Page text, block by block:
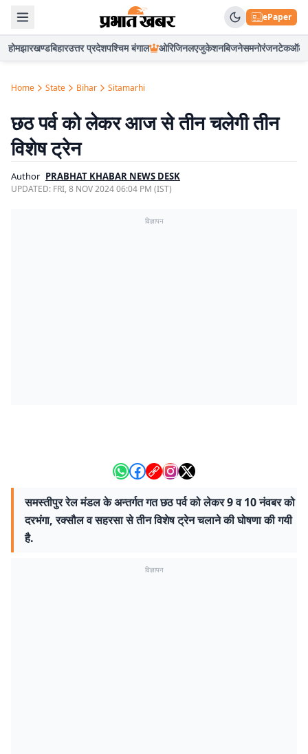
ePaper
होमझारखण्डबिहारउत्तर प्रदेशपश्चिम बंगाल ओरिजिनलएजुकेशनबिजनेसमनोरंजनटेकऑटो
Home State Bihar Sitamarhi
छठ पर्व को लेकर आज से तीन चलेगी तीन
विशेष ट्रेन
Author PRABHAT KHABAR NEWS DESK
UPDATED: FRI, 8 NOV 2024 06:04 PM (IST)
विज्ञापन
समस्तीपुर रेल मंडल के अन्तर्गत गत छठ पर्व को लेकर 9 व 10 नंवबर को
दरभंगा, रक्सौल व सहरसा से तीन विशेष ट्रेन चलाने की घोषणा की गयी
है.
विज्ञापन